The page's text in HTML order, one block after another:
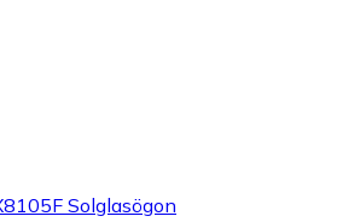
Solglasögon